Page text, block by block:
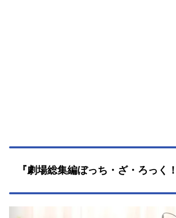
『劇場総集編ぼっち・ざ・ろっく